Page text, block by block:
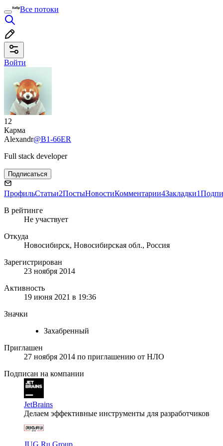
Все потоки
Войти
12
Карма
Alexandr@B1-66ER
Full stack developer
Подписаться
ПрофильСтатьи2ПостыНовостиКомментарии4Закладки1
В рейтинге
Не участвует
Откуда
Новосибирск, Новосибирская обл., Россия
Зарегистрирован
23 ноября 2014
Активность
19 июня 2021 в 19:36
Значки
Захабренный
Приглашен
27 ноября 2014 по приглашению от НЛО
Подписан на компании
JetBrains
Делаем эффективные инструменты для разработчиков
JUG Ru Group